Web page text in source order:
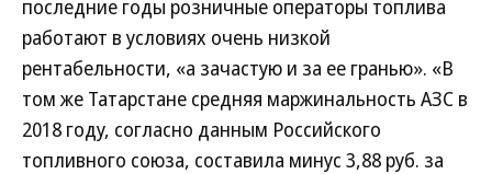
последние годы розничные операторы топлива
работают в условиях очень низкой
рентабельности, «а зачастую и за ее гранью». «В
том же Татарстане средняя маржинальность АЗС в
2018 году, согласно данным Российского
топливного союза, составила минус 3,88 руб. за